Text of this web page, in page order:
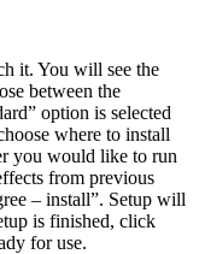
it. You will see the
between the
option is selected
where to install
you would like to run
from previous
– install”. Setup will
is finished, click
for use.